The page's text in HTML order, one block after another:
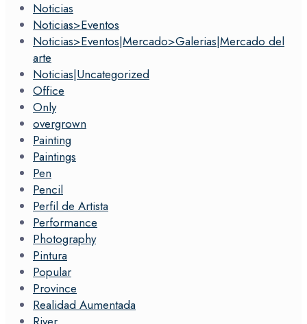
Noticias
Noticias>Eventos
Noticias>Eventos|Mercado>Galerias|Mercado del
arte
Noticias|Uncategorized
Office
Only
overgrown
Painting
Paintings
Pen
Pencil
Perfil de Artista
Performance
Photography
Pintura
Popular
Province
Realidad Aumentada